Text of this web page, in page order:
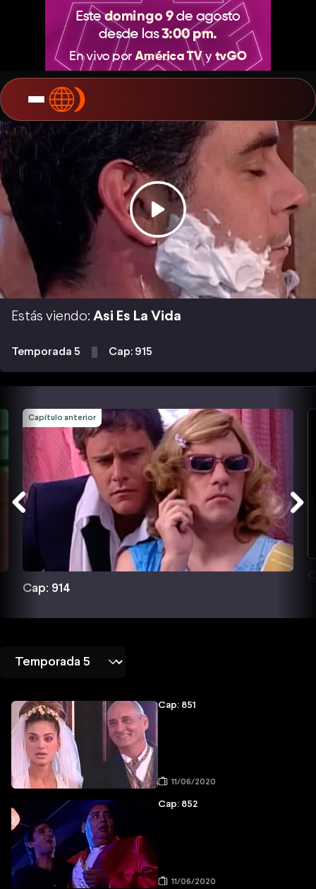
Estás viendo: Asi Es La Vida
Temporada 5 Cap: 915
Capítulo anterior
Cap: 914
Cap: 851
11/06/2020
Cap: 852
11/06/2020